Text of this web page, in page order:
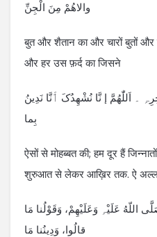
والاھُمْ مِنَ الْجِنِّ
बुत और शैतान का और चारों बुतों और
और हर उस फ़र्द का जिसने
۔ اَللّٰھُمَّ إ نَّا نُشْھِدُکَ ٲَنَّا نَدِینُ
بِما
ऐसों से मोहब्बत की; हम दूर हैं
शुरुआत से लेकर आख़िर तक. ऐ
عَلَیْہِ وَعَلَیْھِمْ، وَقَوْلُنا مَا
قالُوا، وَدِینُنا مَا